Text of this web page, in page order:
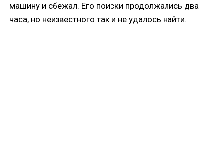
машину и сбежал. Его поиски продолжались два
часа, но неизвестного так и не удалось найти.